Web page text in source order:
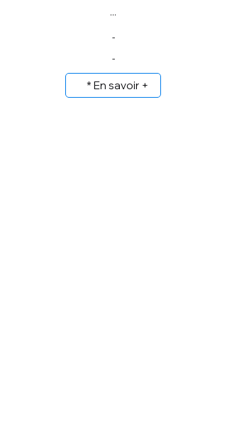
...
-
-
* En savoir +